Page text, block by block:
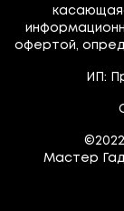
офертой,
ИП:
Мастер